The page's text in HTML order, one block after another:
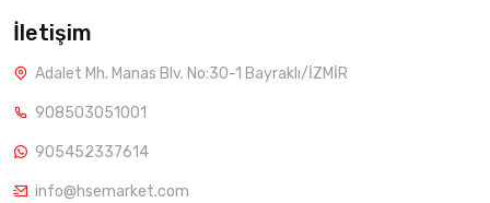
İletişim
Adalet Mh. Manas Blv. No:30-1 Bayraklı/İZMİR
908503051001
905452337614
info@hsemarket.com